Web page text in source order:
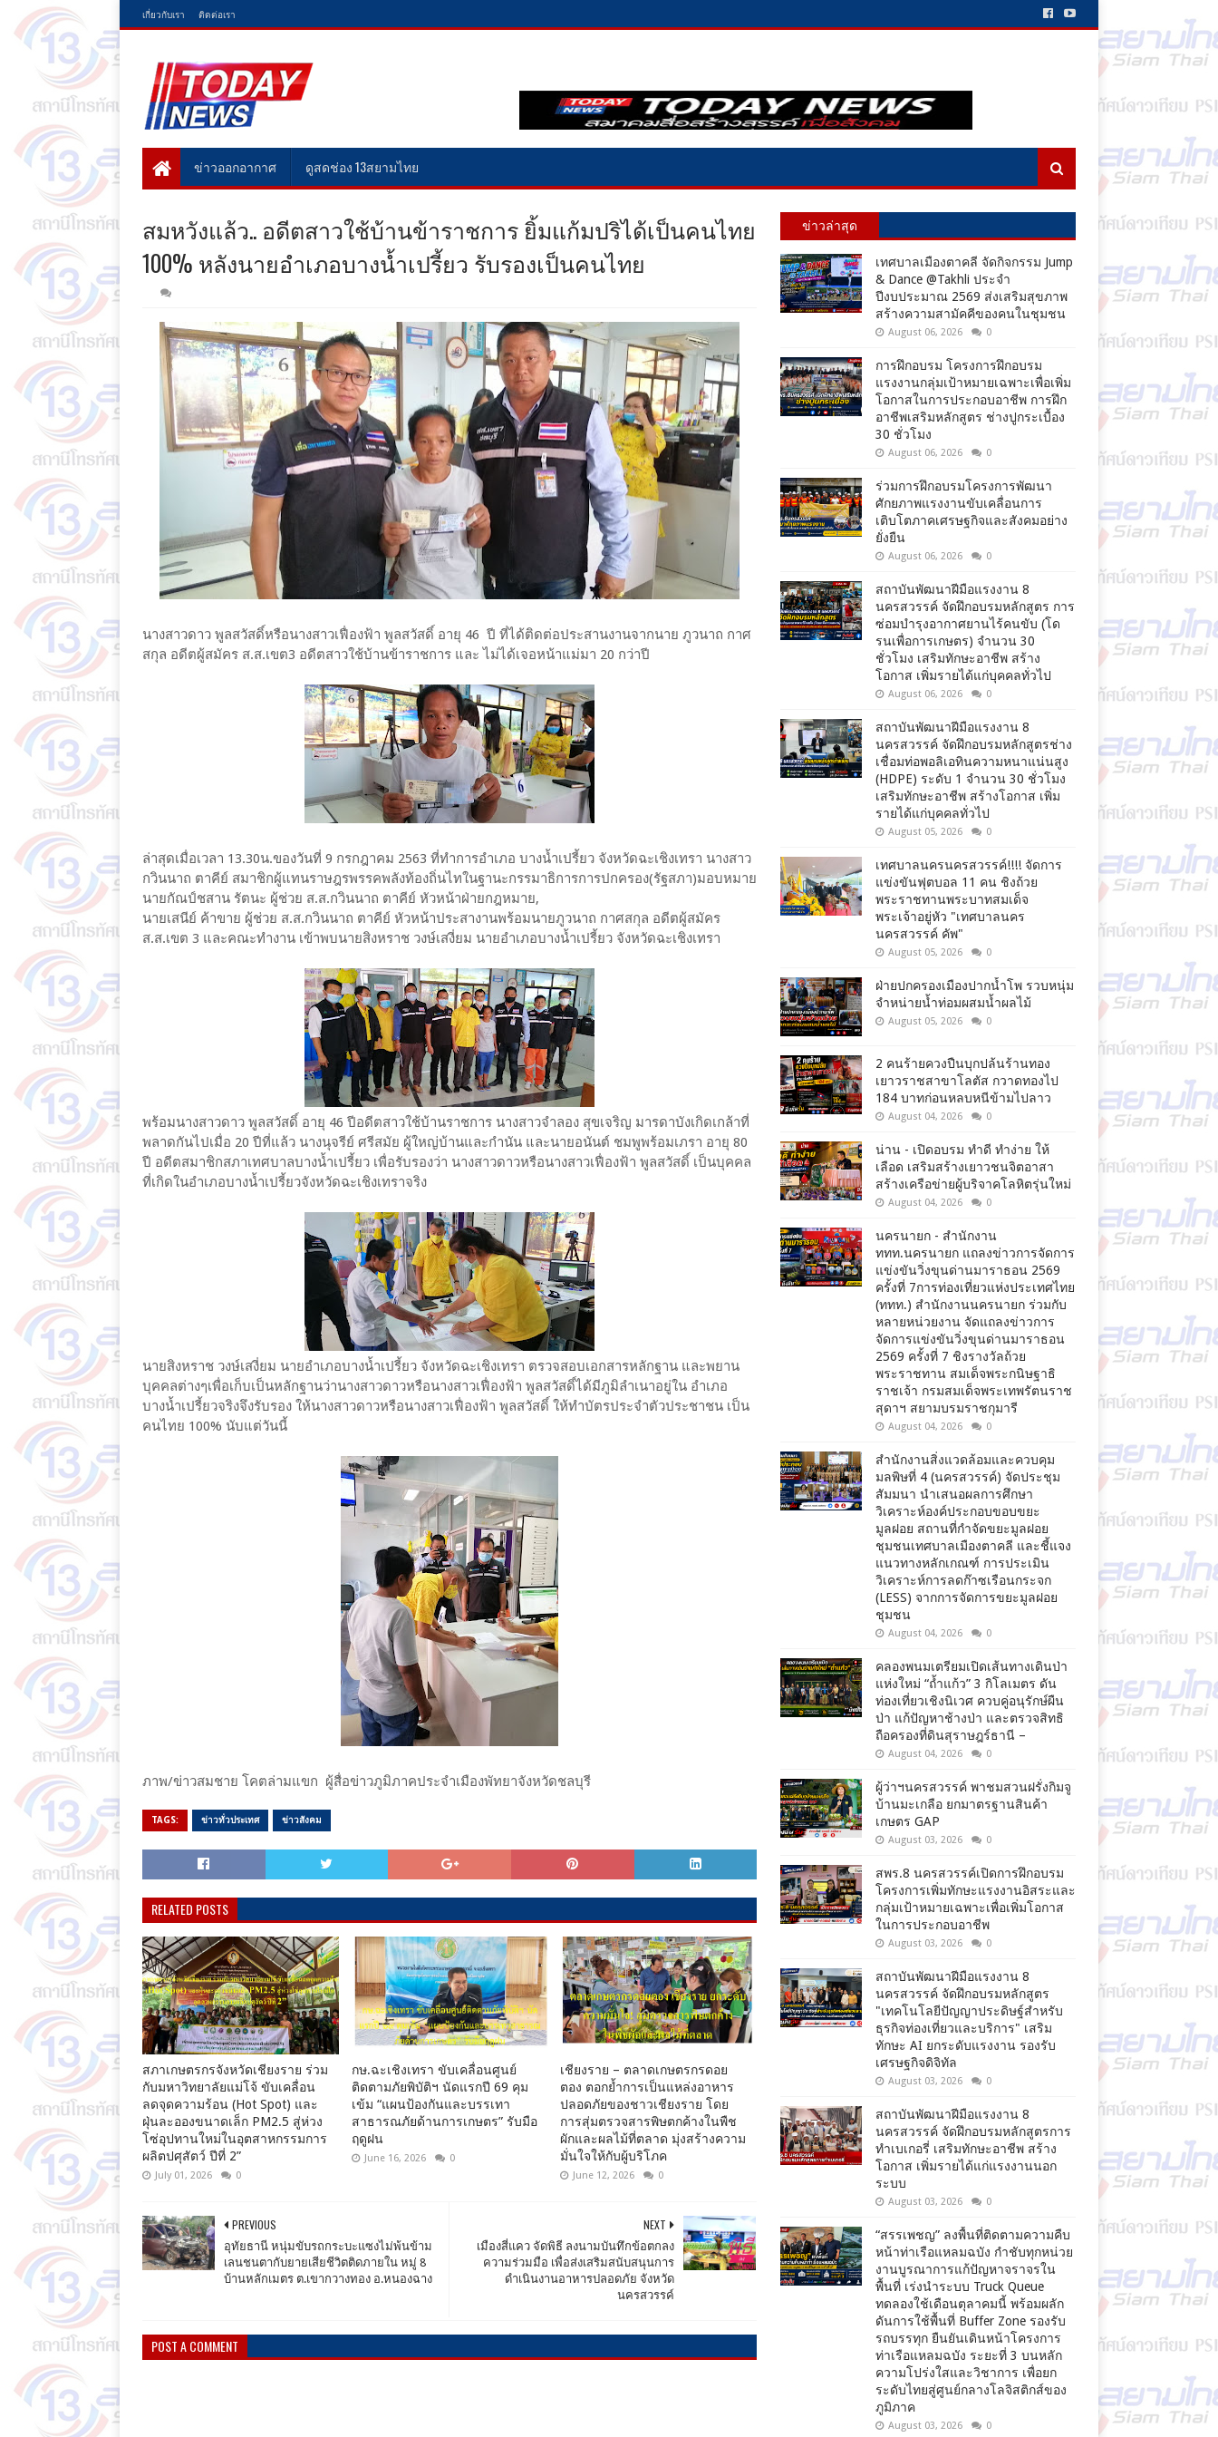
เกี่ยวกับเรา ติดต่อเรา
ข่าวออกอากาศ ดูสดช่อง 13สยามไทย
สมหวังแล้ว.. อดีตสาวใช้บ้านข้าราชการ​ ยิ้มแก้มปริได้เป็นคนไทย
100% หลังนายอำเภอบางน้ำเปรี้ยว รับรองเป็นคนไทย
นางสาวดาว​ พูลสวัสดิ์หรือนางสาวเฟื่องฟ้า​ พูลสวัสดิ์​ อายุ​ 46 ปี​ ที่ได้ติดต่อประสานงานจากนาย ภูวนาถ กาศ
สกุล​ อดีตผู้สมัคร ส.ส.เขต​3 อดีตสาวใช้บ้านข้าราชการ และ ไม่ได้เจอหน้าแม่มา 20 กว่าปี
ล่าสุดเมื่อเวลา 13.30น.ของวันที่ 9 กรกฎาคม 2563 ที่ทำการอำเภอ บางน้ำเปรี้ยว จังหวัดฉะเชิงเทรา นางสาว
กวินนาถ​ ตาคีย์​ สมาชิกผู้แทนราษฎรพรรคพลังท้องถิ่นไทในฐานะกรรมาธิการการปกครอง(รัฐสภา)​มอบหมาย​
นายกัณป์ชสาน รัตนะ ผู้ช่วย ส.ส.กวินนาถ ตาคีย์ หัวหน้าฝ่ายกฎหมาย,
นายเสนีย์ ค้าขาย ผู้ช่วย ส.ส.กวินนาถ ตาคีย์ หัวหน้าประสางานพร้อมนายภูวนาถ​ กาศสกุล อดีตผู้สมัคร
ส.ส.เขต 3​ และคณะทำงาน เข้าพบนายสิงหราช วงษ์เสงี่ยม นายอำเภอบางน้ำเปรี้ยว จังหวัดฉะเชิงเทรา
พร้อมนางสาวดาว​ พูลสวัสดิ์​ อายุ​ 46 ปีอดีตสาวใช้บ้านราชการ นางสาวจำลอง​ สุขเจริญ​ มารดาบังเกิดเกล้าที่
พลาดกันไปเมื่อ 20 ปีที่แล้ว​ นางนุจรีย์​ ศรีสมัย​ ผู้ใหญ่บ้านและ​กำนัน และนายอนันต์​ ชมพูพร้อมเภรา​ อายุ​ 80​
ปี​ อดีตสมาชิกสภาเทศบาลบางน้ำเปรี้ยว เพื่อรับรองว่า นางสาวดาวหรือนางสาวเฟื่องฟ้า​ พูลสวัสดิ์ เป็นบุคคล
ที่เกิดในอำเภอบางน้ำเปรี้ยวจังหวัดฉะเชิงเทราจริง
นายสิงหราช วงษ์เสงี่ยม นายอำเภอบางน้ำเปรี้ยว จังหวัดฉะเชิงเทรา ตรวจสอบเอกสารหลักฐาน และพยาน
บุคคลต่างๆเพื่อเก็บเป็นหลักฐานว่านางสาวดาวหรือนางสาวเฟื่องฟ้า พูลสวัสดิ์ได้มีภูมิลำเนาอยู่ใน อำเภอ
บางน้ำเปรี้ยวจริงจึงรับรอง ให้นางสาวดาวหรือนางสาวเฟื่องฟ้า​ พูลสวัสดิ์ ให้ทำบัตรประจำตัวประชาชน เป็น
คนไทย 100% นับแต่วันนี้
ภาพ/ข่าวสมชาย​ โค​ต​ล่าม​แขก​ ผู้​สื่อข่าว​ภูมิภาค​ประจำเมืองพัทยา​จังหวัด​ชลบุรี​
TAGS: ข่าวทั่วประเทศ ข่าวสังคม
RELATED POSTS
สภาเกษตรกรจังหวัดเชียงราย ร่วม
กับมหาวิทยาลัยแม่โจ้ ขับเคลื่อน
ลดจุดความร้อน (Hot Spot) และ
ฝุ่นละอองขนาดเล็ก PM2.5 สู่ห่วง
โซ่อุปทานใหม่ในอุตสาหกรรมการ
ผลิตปศุสัตว์ ปีที่ 2”
July 01, 2026 0
กษ.ฉะเชิงเทรา ขับเคลื่อนศูนย์
ติดตามภัยพิบัติฯ นัดแรกปี 69 คุม
เข้ม “แผนป้องกันและบรรเทา
สาธารณภัยด้านการเกษตร” รับมือ
ฤดูฝน
June 16, 2026 0
เชียงราย – ตลาดเกษตรกรดอย
ตอง ตอกย้ำการเป็นแหล่งอาหาร
ปลอดภัยของชาวเชียงราย โดย
การสุ่มตรวจสารพิษตกค้างในพืช
ผักและผลไม้ที่ตลาด มุ่งสร้างความ
มั่นใจให้กับผู้บริโภค
June 12, 2026 0
NEXT
เมืองสี่แคว จัดพิธี ลงนามบันทึกข้อตกลง
ความร่วมมือ เพื่อส่งเสริมสนับสนุนการ
ดำเนินงานอาหารปลอดภัย จังหวัด
นครสวรรค์
PREVIOUS
อุทัยธานี หนุ่มขับรถกระบะแซงไม่พ้นข้าม
เลนชนตากับยายเสียชีวิตติดภายใน หมู่ 8
บ้านหลักเมตร ต.เขากวางทอง อ.หนองฉาง
POST A COMMENT
ข่าวล่าสุด
เทศบาลเมืองตาคลี จัดกิจกรรม Jump
& Dance @Takhli ประจำ
ปีงบประมาณ 2569 ส่งเสริมสุขภาพ
สร้างความสามัคคีของคนในชุมชน
August 06, 2026 0
การฝึกอบรม โครงการฝึกอบรม
แรงงานกลุ่มเป้าหมายเฉพาะเพื่อเพิ่ม
โอกาสในการประกอบอาชีพ การฝึก
อาชีพเสริมหลักสูตร ช่างปูกระเบื้อง
30 ชั่วโมง
August 06, 2026 0
ร่วมการฝึกอบรมโครงการพัฒนา
ศักยภาพแรงงานขับเคลื่อนการ
เติบโตภาคเศรษฐกิจและสังคมอย่าง
ยั่งยืน
August 06, 2026 0
สถาบันพัฒนาฝีมือแรงงาน 8
นครสวรรค์ จัดฝึกอบรมหลักสูตร การ
ซ่อมบำรุงอากาศยานไร้คนขับ (โด
รนเพื่อการเกษตร) จำนวน 30
ชั่วโมง เสริมทักษะอาชีพ สร้าง
โอกาส เพิ่มรายได้แก่บุคคลทั่วไป
August 06, 2026 0
สถาบันพัฒนาฝีมือแรงงาน 8
นครสวรรค์ จัดฝึกอบรมหลักสูตรช่าง
เชื่อมท่อพอลิเอทินความหนาแน่นสูง
(HDPE) ระดับ 1 จำนวน 30 ชั่วโมง
เสริมทักษะอาชีพ สร้างโอกาส เพิ่ม
รายได้แก่บุคคลทั่วไป
August 05, 2026 0
เทศบาลนครนครสวรรค์!!!! จัดการ
แข่งขันฟุตบอล 11 คน ชิงถ้วย
พระราชทานพระบาทสมเด็จ
พระเจ้าอยู่หัว "เทศบาลนคร
นครสวรรค์ คัพ"
August 05, 2026 0
ฝ่ายปกครองเมืองปากน้ำโพ รวบหนุ่ม
จำหน่ายน้ำท่อมผสมน้ำผลไม้
August 05, 2026 0
2 คนร้ายควงปืนบุกปล้นร้านทอง
เยาวราชสาขาโลตัส กวาดทองไป
184 บาทก่อนหลบหนีข้ามไปลาว
August 04, 2026 0
น่าน - เปิดอบรม ทำดี ทำง่าย ให้
เลือด เสริมสร้างเยาวชนจิตอาสา
สร้างเครือข่ายผู้บริจาคโลหิตรุ่นใหม่
August 04, 2026 0
นครนายก - สำนักงาน
ททท.นครนายก แถลงข่าวการจัดการ
แข่งขันวิ่งขุนด่านมาราธอน 2569
ครั้งที่ 7การท่องเที่ยวแห่งประเทศไทย
(ททท.) สำนักงานนครนายก ร่วมกับ
หลายหน่วยงาน จัดแถลงข่าวการ
จัดการแข่งขันวิ่งขุนด่านมาราธอน
2569 ครั้งที่ 7 ชิงรางวัลถ้วย
พระราชทาน สมเด็จพระกนิษฐาธิ
ราชเจ้า กรมสมเด็จพระเทพรัตนราช
สุดาฯ สยามบรมราชกุมารี
August 04, 2026 0
สำนักงานสิ่งแวดล้อมและควบคุม
มลพิษที่ 4 (นครสวรรค์) จัดประชุม
สัมมนา นำเสนอผลการศึกษา
วิเคราะห์องค์ประกอบขอบขยะ
มูลฝอย สถานที่กำจัดขยะมูลฝอย
ชุมชนเทศบาลเมืองตาคลี และชี้แจง
แนวทางหลักเกณฑ์ การประเมิน
วิเคราะห์การลดก๊าซเรือนกระจก
(LESS) จากการจัดการขยะมูลฝอย
ชุมชน
August 04, 2026 0
คลองพนมเตรียมเปิดเส้นทางเดินป่า
แห่งใหม่ “ถ้ำแก้ว” 3 กิโลเมตร ดัน
ท่องเที่ยวเชิงนิเวศ ควบคู่อนุรักษ์ผืน
ป่า แก้ปัญหาช้างป่า และตรวจสิทธิ
ถือครองที่ดินสุราษฎร์ธานี –
August 04, 2026 0
ผู้ว่าฯนครสวรรค์ พาชมสวนฝรั่งกิมจู
บ้านมะเกลือ ยกมาตรฐานสินค้า
เกษตร GAP
August 03, 2026 0
สพร.8 นครสวรรค์เปิดการฝึกอบรม
โครงการเพิ่มทักษะแรงงานอิสระและ
กลุ่มเป้าหมายเฉพาะเพื่อเพิ่มโอกาส
ในการประกอบอาชีพ
August 03, 2026 0
สถาบันพัฒนาฝีมือแรงงาน 8
นครสวรรค์ จัดฝึกอบรมหลักสูตร
"เทคโนโลยีปัญญาประดิษฐ์สำหรับ
ธุรกิจท่องเที่ยวและบริการ" เสริม
ทักษะ AI ยกระดับแรงงาน รองรับ
เศรษฐกิจดิจิทัล
August 03, 2026 0
สถาบันพัฒนาฝีมือแรงงาน 8
นครสวรรค์ จัดฝึกอบรมหลักสูตรการ
ทำเบเกอรี่ เสริมทักษะอาชีพ สร้าง
โอกาส เพิ่มรายได้แก่แรงงานนอก
ระบบ
August 03, 2026 0
“สรรเพชญ” ลงพื้นที่ติดตามความคืบ
หน้าท่าเรือแหลมฉบัง กำชับทุกหน่วย
งานบูรณาการแก้ปัญหาจราจรใน
พื้นที่ เร่งนำระบบ Truck Queue
ทดลองใช้เดือนตุลาคมนี้ พร้อมผลัก
ดันการใช้พื้นที่ Buffer Zone รองรับ
รถบรรทุก ยืนยันเดินหน้าโครงการ
ท่าเรือแหลมฉบัง ระยะที่ 3 บนหลัก
ความโปร่งใสและวิชาการ เพื่อยก
ระดับไทยสู่ศูนย์กลางโลจิสติกส์ของ
ภูมิภาค
August 03, 2026 0